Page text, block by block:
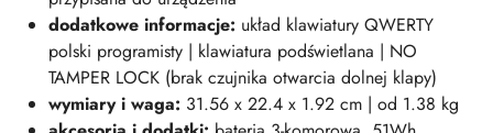
dodatkowe informacje: układ klawiatury QWERTY
polski programisty | klawiatura podświetlana | NO
TAMPER LOCK (brak czujnika otwarcia dolnej klapy)
wymiary i waga: 31.56 x 22.4 x 1.92 cm | od 1.38 kg